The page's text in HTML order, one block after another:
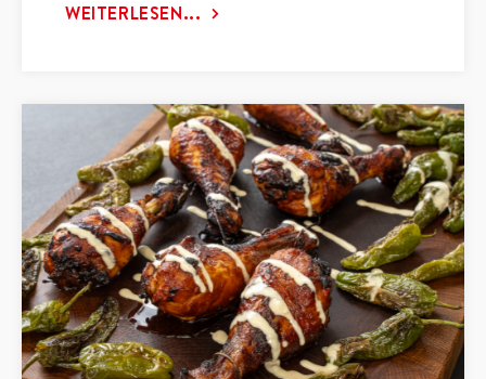
WEITERLESEN...